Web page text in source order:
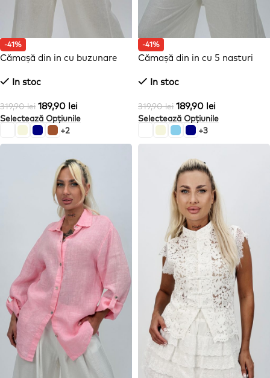
-41%
Cămașă din in cu buzunare
In stoc
319,90lei 189,90 lei
Selectează Opțiunile
+2
-41%
Cămașă din in cu 5 nasturi
In stoc
319,90lei 189,90 lei
Selectează Opțiunile
+3